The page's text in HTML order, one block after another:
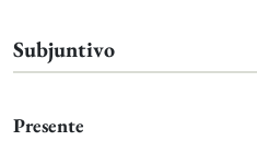
Subjuntivo
Presente